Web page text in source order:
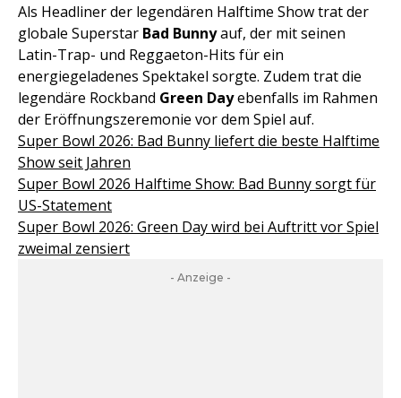
Als Headliner der legendären Halftime Show trat der
globale Superstar Bad Bunnyauf, der mit seinen
Latin-Trap- und Reggaeton-Hits für ein
energiegeladenes Spektakel sorgte. Zudem trat die
legendäre Rockband Green Dayebenfalls im Rahmen
der Eröffnungszeremonie vor dem Spiel auf.
Super Bowl 2026: Bad Bunny liefert die beste Halftime
Show seit Jahren
Super Bowl 2026 Halftime Show: Bad Bunny sorgt für
US-Statement
Super Bowl 2026: Green Day wird bei Auftritt vor Spiel
zweimal zensiert
- Anzeige -